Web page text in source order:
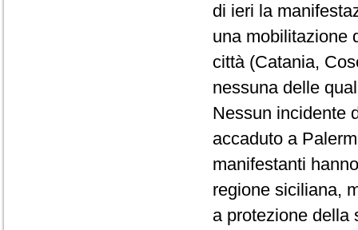
di ieri la
una mobilitazione
città (Catania,
nessuna delle
Nessun incidente
accaduto a
manifestanti
regione siciliana,
a protezione della